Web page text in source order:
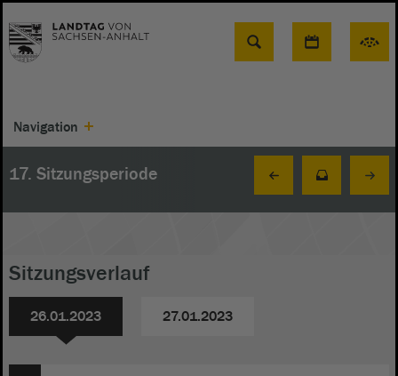
Suche
Navigation
17. Sitzungsperiode
Sitzungsverlauf
26.01.2023 27.01.2023